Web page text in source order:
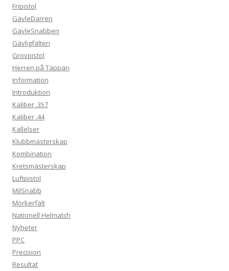
Fripistol
GävleDarren
GävleSnabben
Gävligfälten
Grovpistol
Herren på Täppan
Information
Introduktion
Kaliber .357
Kaliber .44
Kallelser
Klubbmästerskap
Kombination
Kretsmästerskap
Luftpistol
MilSnabb
Mörkerfält
Nationell Helmatch
Nyheter
PPC
Precision
Resultat